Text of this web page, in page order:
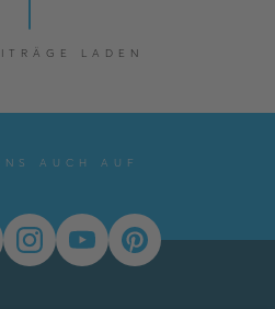
LADEN
AUCH AUF